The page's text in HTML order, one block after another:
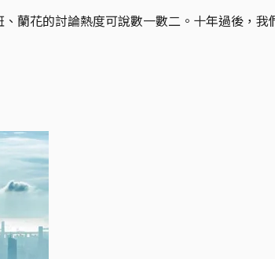
蘭花的討論熱度可說數一數二。十年過後，